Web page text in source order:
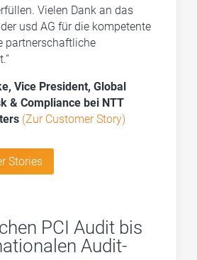
Vielen Dank an das
usd AG für die kompetente
partnerschaftliche
Vice President, Global
& Compliance bei NTT
(Zur Customer Story)
Stories
PCI Audit bis
Audit-